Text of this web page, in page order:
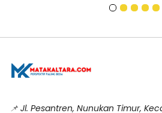
📌 Jl. Pesantren, Nunukan Timur,